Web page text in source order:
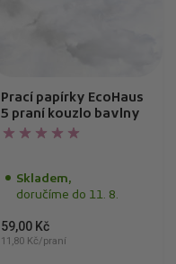
Prací papírky EcoHaus
5 praní kouzlo bavlny
Skladem,
doručíme do 11. 8.
59,00 Kč
11,80 Kč/praní